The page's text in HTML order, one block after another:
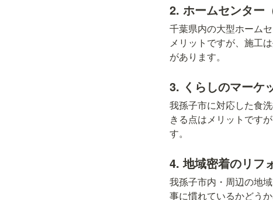
2. ホームセンター
千葉県内の大型ホーム
メリットですが、施工
があります。
3. くらしのマーケ
我孫子市に対応した食
きる点はメリットです
す。
4. 地域密着のリフ
我孫子市内・周辺の地
事に慣れているかどう